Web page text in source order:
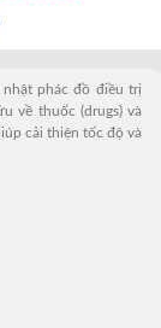
phác đồ điều trị
về thuốc (drugs) và
cải thiện tốc độ và